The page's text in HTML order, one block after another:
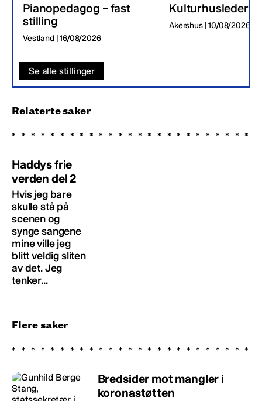
Pianopedagog – fast
stilling
Vestland | 16/08/2026
Kulturhusleder
Akershus | 10/08/2026
Se alle stillinger
Relaterte saker
Haddys frie
verden del 2
Hvis jeg bare
skulle stå på
scenen og
synge sangene
mine ville jeg
blitt veldig sliten
av det. Jeg
tenker...
Flere saker
Bredsider mot mangler i
koronastøtten